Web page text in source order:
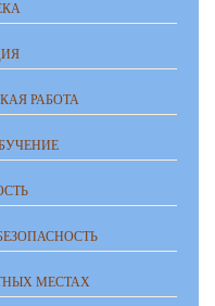
РАБОТА
МЕСТАХ